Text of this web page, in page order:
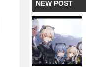
NEW POST